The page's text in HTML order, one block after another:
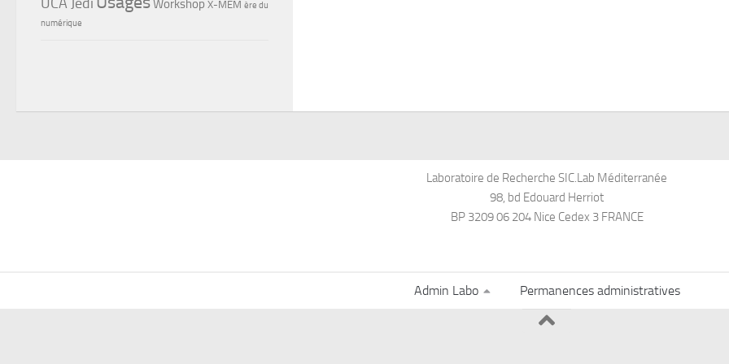
Workshop X-MEM ère du
numérique
Laboratoire de Recherche SIC.Lab Méditerranée
98, bd Edouard Herriot
BP 3209 06 204 Nice Cedex 3 FRANCE
Admin Labo Permanences administratives